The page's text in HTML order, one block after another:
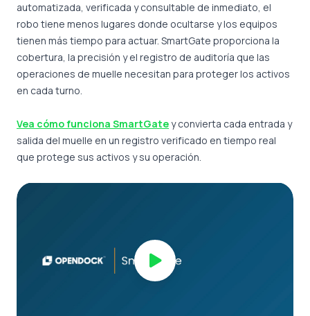
automatizada, verificada y consultable de inmediato, el
robo tiene menos lugares donde ocultarse y los equipos
tienen más tiempo para actuar. SmartGate proporciona la
cobertura, la precisión y el registro de auditoría que las
operaciones de muelle necesitan para proteger los activos
en cada turno.
Vea cómo funciona SmartGate y convierta cada entrada y
salida del muelle en un registro verificado en tiempo real
que protege sus activos y su operación.